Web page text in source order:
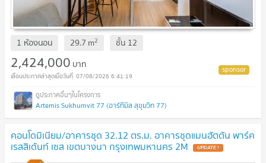
1 ห้องนอน 29.7 m2 ชั้น 12
2,424,000 บาท
07/08/2026 6:41:19
Artemis Sukhumvit 77 (อาร์ทีมิส สุขุมวิท 77)
คอนโดมิเนียม/อาคารชุด 32.12 ตร.ม. อาคารชุดแมนฮัตตัน พาร์ค
เรสสิเด้นท์ เซส เขตบางนา กรุงเทพมหานคร 2M